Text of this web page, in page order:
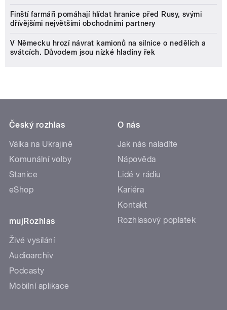
Finští farmáři pomáhají hlídat hranice před Rusy, svými
dřívějšími největšími obchodními partnery
V Německu hrozí návrat kamionů na silnice o nedělích a
svátcích. Důvodem jsou nízké hladiny řek
Český rozhlas
Válka na Ukrajině
Komunální volby
Stanice
eShop
mujRozhlas
Živé vysílání
Audioarchiv
Podcasty
Mobilní aplikace
O nás
Jak nás naladíte
Nápověda
Lidé v rádiu
Kariéra
Kontakt
Rozhlasový poplatek